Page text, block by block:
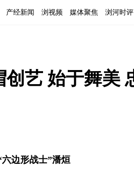
产经新闻 浏视频 媒体聚焦 浏河时评
艺 始于舞美
边形战士”潘烜